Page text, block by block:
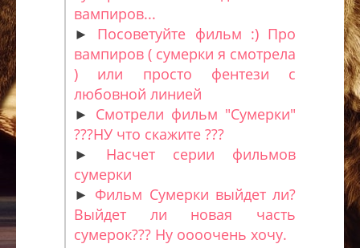
вампиров...
► Посоветуйте фильм :) Про
вампиров ( сумерки я смотрела
) или просто фентези с
любовной линией
► Смотрели фильм "Сумерки"
???НУ что скажите ???
► Насчет серии фильмов
сумерки
► Фильм Сумерки выйдет ли?
Выйдет ли новая часть
сумерок??? Ну оооочень хочу.